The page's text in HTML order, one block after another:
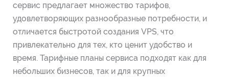
сервис предлагает множество тарифов,
удовлетворяющих разнообразные потребности, и
отличается быстротой создания VPS, что
привлекательно для тех, кто ценит удобство и
время. Тарифные планы сервиса подходят как для
небольших бизнесов, так и для крупных